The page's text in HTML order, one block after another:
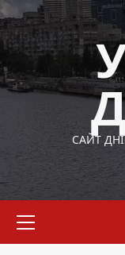
Перейти
до
вмісту
САЙТ
меню